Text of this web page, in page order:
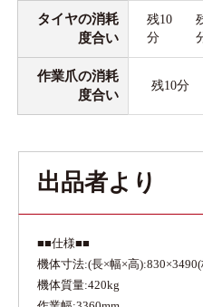
タイヤの消耗
度合い
残10
分
作業爪の消耗
度合い
残10分
出品者より
■■仕様■■
機体寸法:(長×幅×高
機体質量:420kg